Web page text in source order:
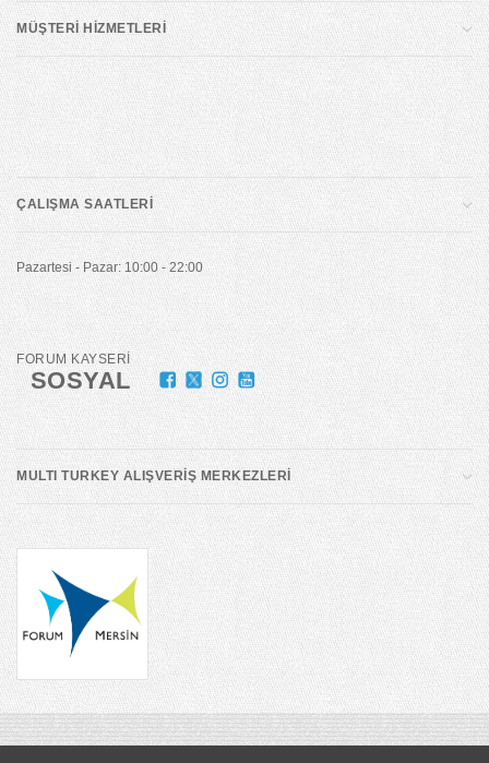
MÜŞTERİ HİZMETLERİ
ÇALIŞMA SAATLERİ
Pazartesi - Pazar: 10:00 - 22:00
FORUM KAYSERİ
SOSYAL
MULTI TURKEY ALIŞVERİŞ MERKEZLERİ